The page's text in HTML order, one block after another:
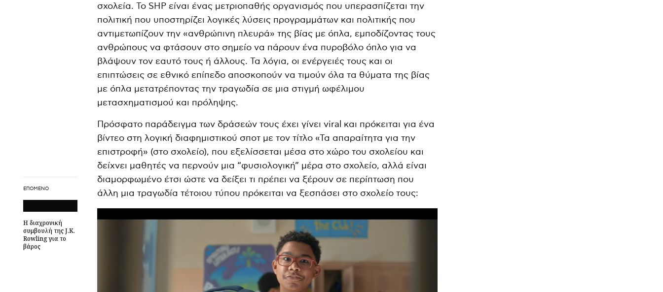
ΕΠΌΜΕΝΟ
Η διαχρονική
συμβουλή της J.K.
Rowling για το
βάρος
σχολεία. Το SHP είναι ένας μετριοπαθής οργανισμός που υπερασπίζεται την
πολιτική που υποστηρίζει λογικές λύσεις προγραμμάτων και πολιτικής που
αντιμετωπίζουν την «ανθρώπινη πλευρά» της βίας με όπλα, εμποδίζοντας τους
ανθρώπους να φτάσουν στο σημείο να πάρουν ένα πυροβόλο όπλο για να
βλάψουν τον εαυτό τους ή άλλους. Τα λόγια, οι ενέργειές τους και οι
επιπτώσεις σε εθνικό επίπεδο αποσκοπούν να τιμούν όλα τα θύματα της βίας
με όπλα μετατρέποντας την τραγωδία σε μια στιγμή ωφέλιμου
μετασχηματισμού και πρόληψης.
Πρόσφατο παράδειγμα των δράσεών τους έχει γίνει viral και πρόκειται για ένα
βίντεο στη λογική διαφημιστικού σποτ με τον τίτλο «Τα απαραίτητα για την
επιστροφή» (στο σχολείο), που εξελίσσεται μέσα στο χώρο του σχολείου και
δείχνει μαθητές να περνούν μια “φυσιολογική” μέρα στο σχολείο, αλλά είναι
διαμορφωμένο έτσι ώστε να δείξει τι πρέπει να ξέρουν σε περίπτωση που
άλλη μια τραγωδία τέτοιου τύπου πρόκειται να ξεσπάσει στο σχολείο τους: